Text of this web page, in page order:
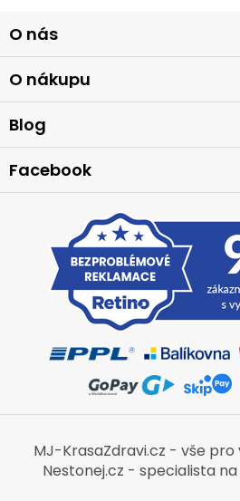
á
p
a
t
O nás
O nákupu
Blog
Facebook
MJ-KrasaZdravi.cz - vše pro
Nestonej.cz - specialista